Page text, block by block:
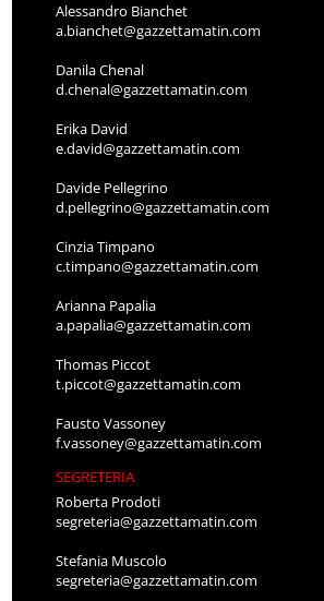
Alessandro Bianchet
a.bianchet@gazzettamatin.com
Danila Chenal
d.chenal@gazzettamatin.com
Erika David
e.david@gazzettamatin.com
Davide Pellegrino
d.pellegrino@gazzettamatin.com
Cinzia Timpano
c.timpano@gazzettamatin.com
Arianna Papalia
a.papalia@gazzettamatin.com
Thomas Piccot
t.piccot@gazzettamatin.com
Fausto Vassoney
f.vassoney@gazzettamatin.com
SEGRETERIA
Roberta Prodoti
segreteria@gazzettamatin.com
Stefania Muscolo
segreteria@gazzettamatin.com